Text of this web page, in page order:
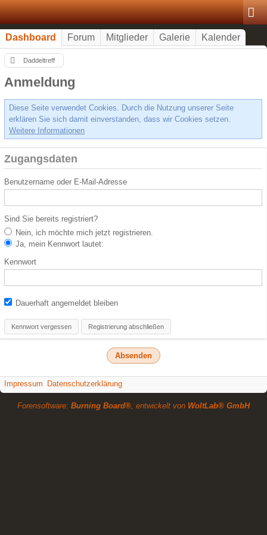
Dashboard Forum Mitglieder Galerie Kalender
Daddeltreff
Anmeldung
Diese Seite verwendet Cookies. Durch die Nutzung unserer Seite
erklären Sie sich damit einverstanden, dass wir Cookies setzen.
Weitere Informationen
Zugangsdaten
Benutzername oder E-Mail-Adresse
Sind Sie bereits registriert?
Nein, ich möchte mich jetzt registrieren.
Ja, mein Kennwort lautet:
Kennwort
Dauerhaft angemeldet bleiben
Kennwort vergessen Registrierung abschließen
Impressum Datenschutzerklärung
Forensoftware: Burning Board®, entwickelt von WoltLab® GmbH